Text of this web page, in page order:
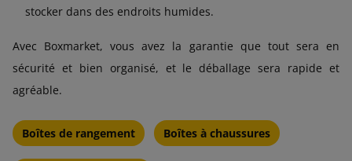
stocker dans des endroits humides.
Avec Boxmarket, vous avez la garantie que tout sera en
sécurité et bien organisé, et le déballage sera rapide et
agréable.
Boîtes de rangement Boîtes à chaussures